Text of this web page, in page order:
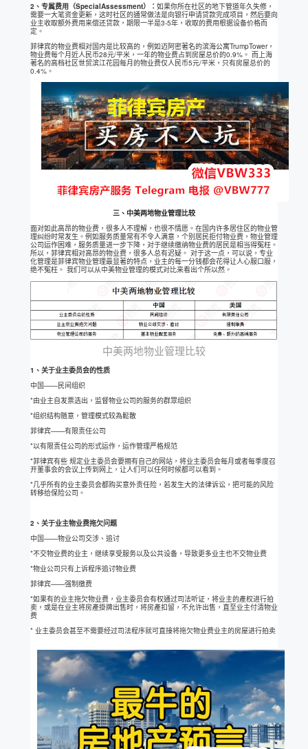
2、专属费用（SpecialAssessment）： 如果你所在社区的地下管道年久失修，
需要一大笔资金更新，这时社区的通常做法是向银行申请贷款完成项目，然后要向
业主收取额外费用来偿还贷款，期限一半是3-5年，收取的费用根据设备价格而
定。
菲律宾的物业费相对国内是比较高的，例如迈阿密著名的滨海公寓TrumpTower，
物业费每个月近人民币28元/平米，一年的物业费占到房屋总价的0.9%。 而上海
著名的高档社区世贸滨江花园每月的物业费仅人民币5元/平米，只有房屋总价的
0.4%。
三、中美两地物业管理比较
面对如此高昂的物业费，很多人不理解，也很不情愿。在国内许多居住区的物业管
理纠纷时常发生。例如服务质量常有不令人满意，个别居民拒付物业费，物业管理
公司运作困难，服务质量进一步下降，对于继续缴纳物业费的居民是相当得冤枉。
所以，菲律宾相对高昂的物业费，很多人总有迟疑。 对于这一点，可以说，专业
化管理是菲律宾物业管理最显著的特点，业主的每一分钱都会花得让人心服口服，
绝不冤枉。 我们可以从中美物业管理的模式对比来看出个所以然。
中美两地物业管理比较
1、关于业主委员会的性质
中国——民间组织
*由业主自发票选出，监督物业公司的服务的群眾组织
*组织结构随意，管理模式较為鬆散
菲律宾——有限责任公司
*以有限责任公司的形式运作，运作管理严格规范
*菲律宾有些 规定业主委员会要拥有自己的网站，将业主委员会每月或者每季度召
开董事会的会议上传到网上，让人们可以任何时候都可以看到。
*几乎所有的业主委员会都购买意外责任险，若发生大的法律诉讼，把可能的风险
转移给保险公司。
2、关于业主物业费拖欠问题
中国——物业公司交涉、追讨
*不交物业费的业主，继续享受服务以及公共设备，导致更多业主也不交物业费
*物业公司只有上诉程序追讨物业费
菲律宾——强制缴费
*如果有的业主拖欠物业费，业主委员会有权通过司法听证，将业主的產权进行拍
卖，或是在业主将房產掛牌出售时，将房產扣留，不允许出售，直至业主付清物业
费
* 业主委员会甚至不需要经过司法程序就可直接将拖欠物业费业主的房屋进行拍卖